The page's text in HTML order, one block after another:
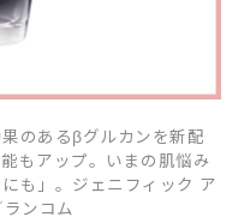
のあるβグルカンを新配
もアップ。いまの肌悩み
も」。ジェニフィック ア
ンコム